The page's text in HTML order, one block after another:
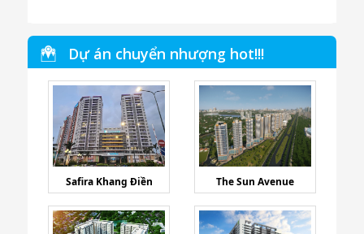
Dự án chuyển nhượng hot!!!
Safira Khang Điền The Sun Avenue